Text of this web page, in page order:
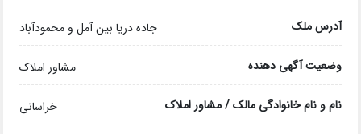
آدرس ملک جاده دریا بین آمل و محمودآباد
وضعیت آگهی دهنده مشاور املاک
نام و نام خانوادگی مالک / مشاور املاک خراسانی